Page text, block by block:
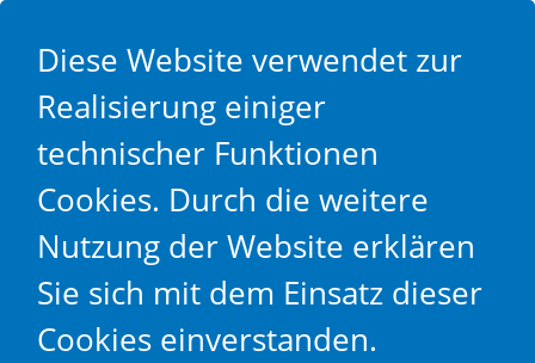
Diese Website verwendet zur
Realisierung einiger
technischer Funktionen
Cookies. Durch die weitere
Nutzung der Website erklären
Sie sich mit dem Einsatz dieser
Cookies einverstanden.